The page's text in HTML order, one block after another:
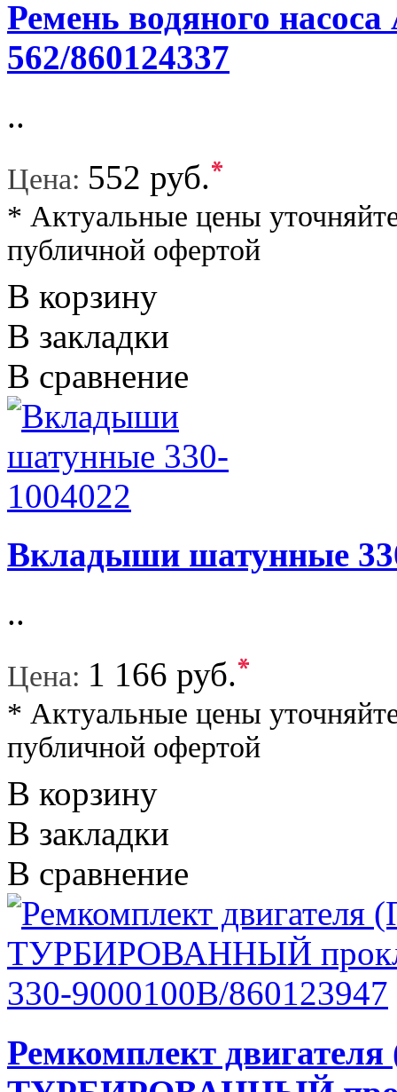
Ремень водяного
562/860124337
..
Цена: 552 руб.*
* Актуальные цены
публичной офертой
В корзину
В закладки
В сравнение
Вкладыши шатунные
..
Цена: 1 166 руб.*
* Актуальные цены
публичной офертой
В корзину
В закладки
В сравнение
Ремкомплект